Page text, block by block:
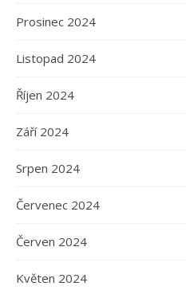
Prosinec 2024
Listopad 2024
Říjen 2024
Září 2024
Srpen 2024
Červenec 2024
Červen 2024
Květen 2024